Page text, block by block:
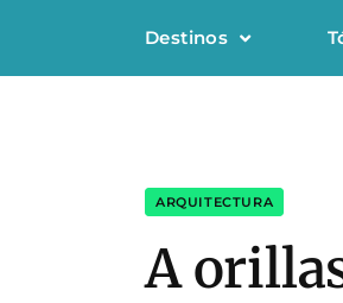
Destinos
ARQUITECTURA
A